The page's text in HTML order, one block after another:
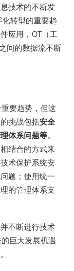
技术的不断发
转型的重要趋
应用，OT（工
间的数据流不断
要趋势，但这
挑战包括安全
体系问题等。
结合的方式来
术保护系统安
题；使用统一
的管理体系支
不断进行技术
巨大发展机遇